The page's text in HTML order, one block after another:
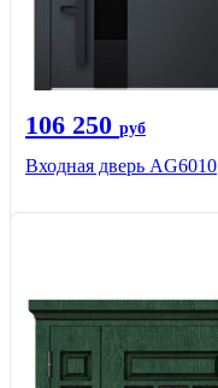
106 250 руб
Входная дверь AG6010